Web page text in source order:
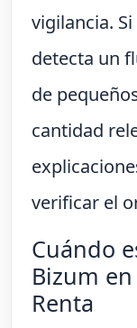
vigilancia.
detecta un
de
cantidad
verificar el
Cuándo
Bizum
Renta